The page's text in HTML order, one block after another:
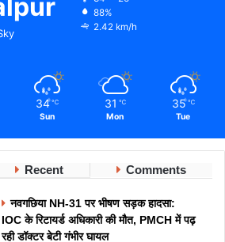
88%
2.42 km/h
34 ℃
Sun
31 ℃
Mon
35 ℃
Tue
Recent Comments
नवगछिया NH-31 पर भीषण सड़क हादसा:
IOC के रिटायर्ड अधिकारी की मौत, PMCH में पढ़
रही डॉक्टर बेटी गंभीर घायल